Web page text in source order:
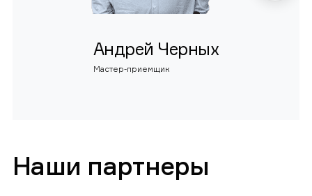
Андрей Черных
Мастер-приемщик
Наши партнеры